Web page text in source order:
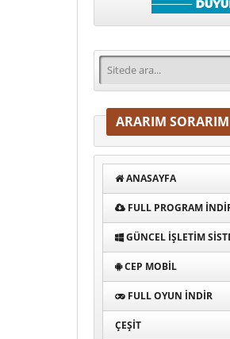
ARARIM SORARIM
ANASAYFA
FULL PROGRAM
GÜNCEL İŞLETIM
CEP MOBIL
FULL OYUN İNDIR
ÇEŞIT